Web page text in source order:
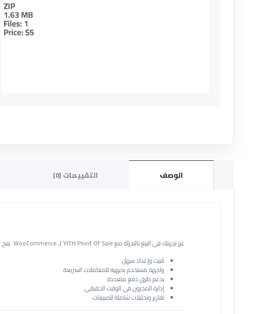
الوصف التقييمات (0)
عزز تجربتك في البيع بالتجزئة مع YITH Point Of Sale لـ WooCommerce. يتيح لك هذا الملحق القوي إدارة المبيعات مباشرة من متجرك الفعلي بينما يتكامل بسلاسة مع متجرك عبر الإنترنت على WooCommerce.
تثبيت وإعداد سهل
واجهة مستخدم بديهية للمعاملات السريعة
يدعم طرق دفع متعددة
إدارة المخزون في الوقت الحقيقي
تقارير وتحليلات شاملة للمبيعات